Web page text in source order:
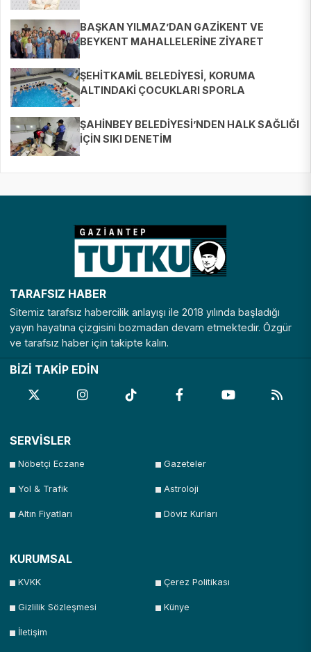
BAŞKAN YILMAZ’DAN GAZİKENT VE
BEYKENT MAHALLELERİNE ZİYARET
ŞEHİTKAMİL BELEDİYESİ, KORUMA
ALTINDAKİ ÇOCUKLARI SPORLA
ŞAHİNBEY BELEDİYESİ’NDEN HALK SAĞLIĞI
İÇİN SIKI DENETİM
TARAFSIZ HABER
Sitemiz tarafsız habercilik anlayışı ile 2018 yılında başladığı
yayın hayatına çizgisini bozmadan devam etmektedir. Özgür
ve tarafsız haber için takipte kalın.
BİZİ TAKİP EDİN
SERVİSLER
Nöbetçi Eczane Gazeteler
Yol & Trafik Astroloji
Altın Fiyatları Döviz Kurları
KURUMSAL
KVKK Çerez Politikası
Gizlilik Sözleşmesi Künye
İletişim